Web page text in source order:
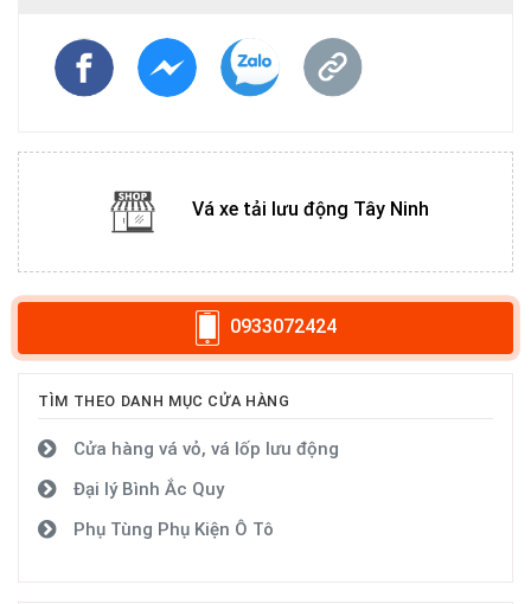
Vá xe tải lưu động Tây Ninh
0933072424
TÌM THEO DANH MỤC CỬA HÀNG
Cửa hàng vá vỏ, vá lốp lưu động
Đại lý Bình Ắc Quy
Phụ Tùng Phụ Kiện Ô Tô